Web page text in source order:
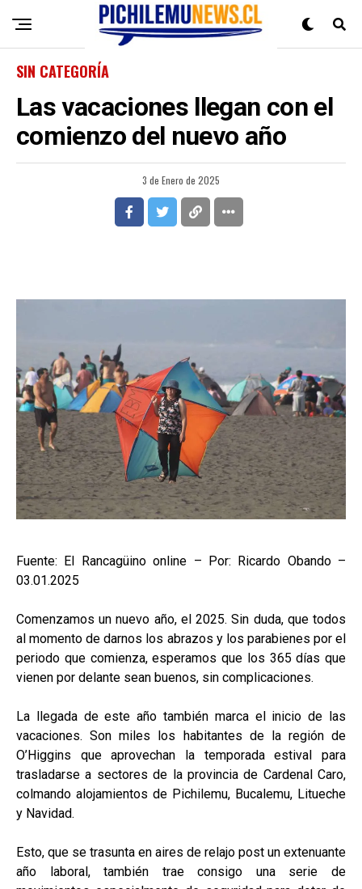
SIN CATEGORÍA
Las vacaciones llegan con el
comienzo del nuevo año
3 de Enero de 2025
Fuente: El Rancagüino online – Por: Ricardo Obando –
03.01.2025
Comenzamos un nuevo año, el 2025. Sin duda, que todos
al momento de darnos los abrazos y los parabienes por el
periodo que comienza, esperamos que los 365 días que
vienen por delante sean buenos, sin complicaciones.
La llegada de este año también marca el inicio de las
vacaciones. Son miles los habitantes de la región de
O’Higgins que aprovechan la temporada estival para
trasladarse a sectores de la provincia de Cardenal Caro,
colmando alojamientos de Pichilemu, Bucalemu, Litueche
y Navidad.
Esto, que se trasunta en aires de relajo post un extenuante
año laboral, también trae consigo una serie de